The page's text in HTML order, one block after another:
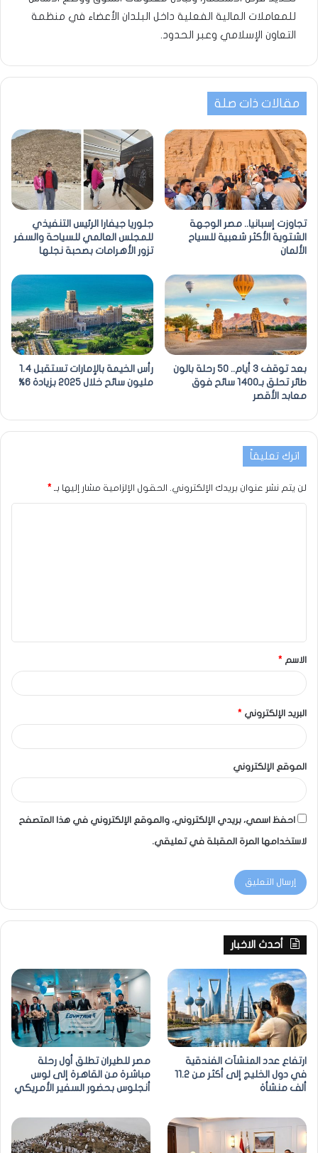
للمعاملات المالية الفعلية داخل البلدان الأعضاء في منظمة
التعاون الإسلامي وعبر الحدود.
مقالات ذات صلة
تجاوزت إسبانيا.. مصر الوجهة
الشتوية الأكثر شعبية للسياح
الألمان
جلوريا جيفارا الرئيس التنفيذي
للمجلس العالمي للسياحة والسفر
تزور الأهرامات بصحبة نجلها
بعد توقف 3 أيام.. 50 رحلة بالون
طائر تحلق بـ1400 سائح فوق
معابد الأقصر
رأس الخيمة بالإمارات تستقبل 1.4
مليون سائح خلال 2025 بزيادة 6%
اترك تعليقاً
لن يتم نشر عنوان بريدك الإلكتروني. الحقول الإلزامية مشار إليها بـ *
الاسم *
البريد الإلكتروني *
الموقع الإلكتروني
احفظ اسمي، بريدي الإلكتروني، والموقع الإلكتروني في هذا المتصفح
لاستخدامها المرة المقبلة في تعليقي.
أحدث الاخبار
ارتفاع عدد المنشآت الفندقية
في دول الخليج إلى أكثر من 11.2
ألف منشأة
مصر للطيران تطلق أول رحلة
مباشرة من القاهرة إلى لوس
أنجلوس بحضور السفير الأمريكي